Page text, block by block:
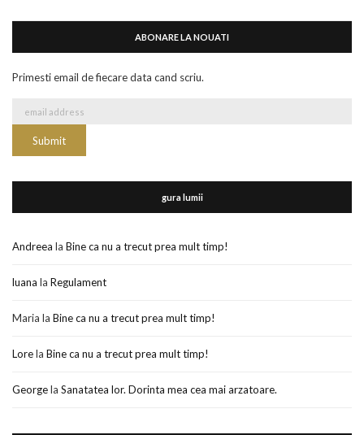
ABONARE LA NOUATI
Primesti email de fiecare data cand scriu.
gura lumii
Andreea la Bine ca nu a trecut prea mult timp!
luana la Regulament
Maria la Bine ca nu a trecut prea mult timp!
Lorela Bine ca nu a trecut prea mult timp!
Georgela Sanatatea lor. Dorinta mea cea mai arzatoare.